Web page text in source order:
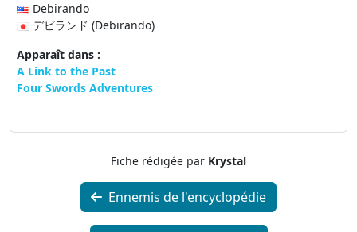
Debirando
デビランド (Debirando)
Apparaît dans :
A Link to the Past
Four Swords Adventures
Fiche rédigée par Krystal
Ennemis de l'encyclopédie